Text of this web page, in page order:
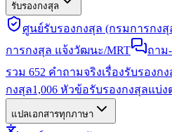
รับรองกงสุล
ศูนย์รับรองกงสุล (กรมการกงสุ
การกงสุล แจ้งวัฒนะ/MRT
ถาม
รวม 652 คำถามจริงเรื่องรับรองกง
กงสุล1,006 หัวข้อรับรองกงสุลแบ่ง
แปลเอกสารทุกภาษา